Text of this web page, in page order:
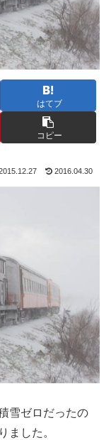
はてブ
コピー
2016.04.30
雪ゼロだったの
ました。